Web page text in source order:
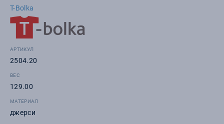
T-Bolka
АРТИКУЛ
2504.20
ВЕС
129.00
МАТЕРИАЛ
джерси